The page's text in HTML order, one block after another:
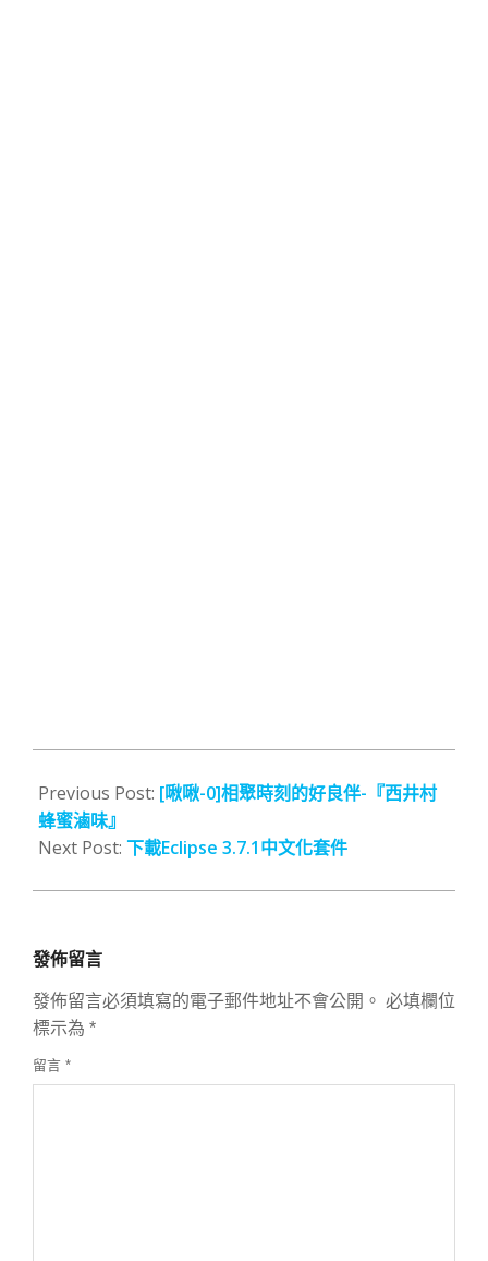
12-
01
Previous Post: [啾啾-0]相聚時刻的好良伴-『西井村
蜂蜜滷味』
Next Post: 下載Eclipse 3.7.1中文化套件
發佈留言
發佈留言必須填寫的電子郵件地址不會公開。 必填欄位
標示為 *
留言 *